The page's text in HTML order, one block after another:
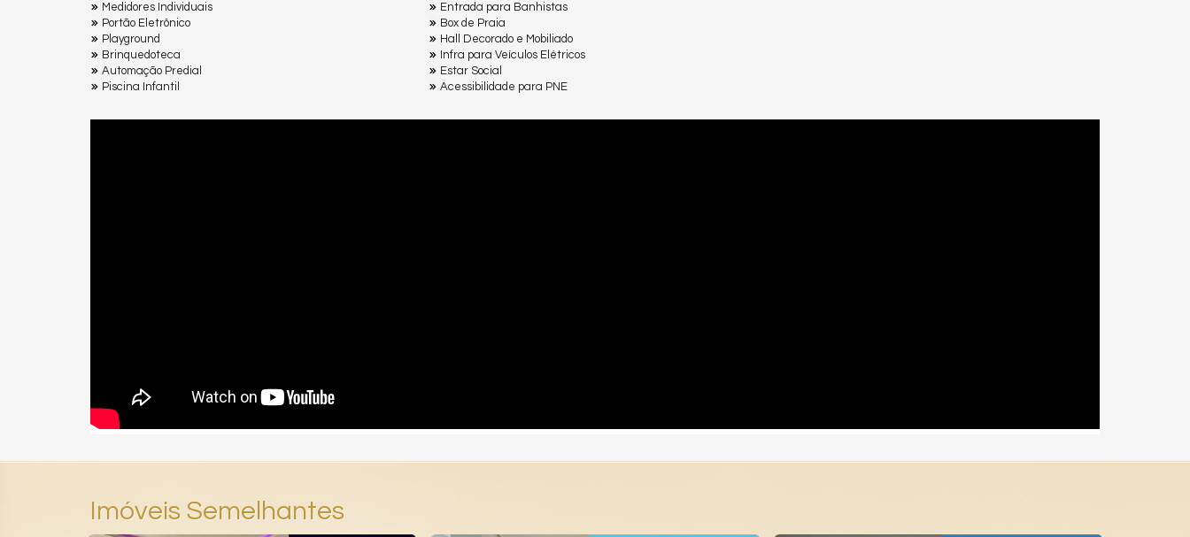
Medidores Individuais
Portão Eletrônico
Playground
Brinquedoteca
Automação Predial
Piscina Infantil
Entrada para Banhistas
Box de Praia
Hall Decorado e Mobiliado
Infra para Veículos Elétricos
Estar Social
Acessibilidade para PNE
Imóveis Semelhantes